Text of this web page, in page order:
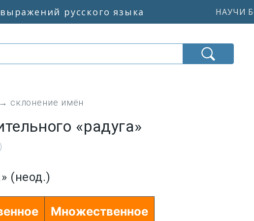
русского языка НАУЧИ
→ склонение имён
«радуга»
(неод.)
Множественное